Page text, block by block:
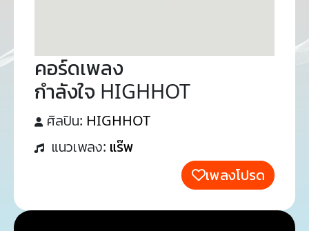
คอร์ดเพลง
กำลังใจ HIGHHOT
ศิลปิน: HIGHHOT
แนวเพลง: แร๊พ
เพลงโปรด